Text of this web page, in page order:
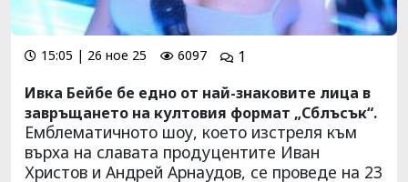
15:05 | 26 ное 25 6097
1
Ивка Бейбе бе едно от най-знаковите лица в
завръщането на култовия формат „Сблъсък“.
Емблематичното шоу, което изстреля към
върха на славата продуцентите Иван
Христов и Андрей Арнаудов, се проведе на 23